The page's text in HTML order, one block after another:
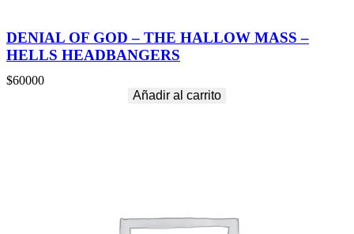
DENIAL OF GOD – THE HALLOW MASS –
HELLS HEADBANGERS
$60000
Añadir al carrito